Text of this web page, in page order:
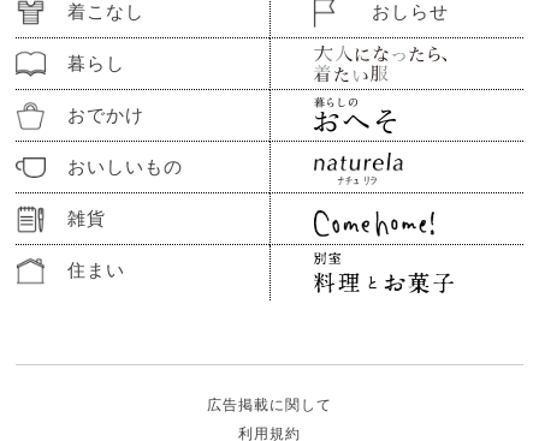
着こなし
暮らし
おでかけ
おいしいもの
雑貨
住まい
おしらせ
広告掲載に関して
利用規約